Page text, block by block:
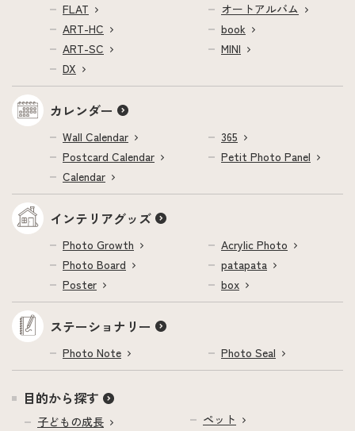
FLAT
ART-HC
ART-SC
DX
オートアルバム
book
MINI
カレンダー
Wall Calendar
Postcard Calendar
Calendar
365
Petit Photo Panel
インテリアグッズ
Photo Growth
Photo Board
Poster
Acrylic Photo
patapata
box
ステーショナリー
Photo Note Photo Seal
目的から探す
子どもの成長
ペット